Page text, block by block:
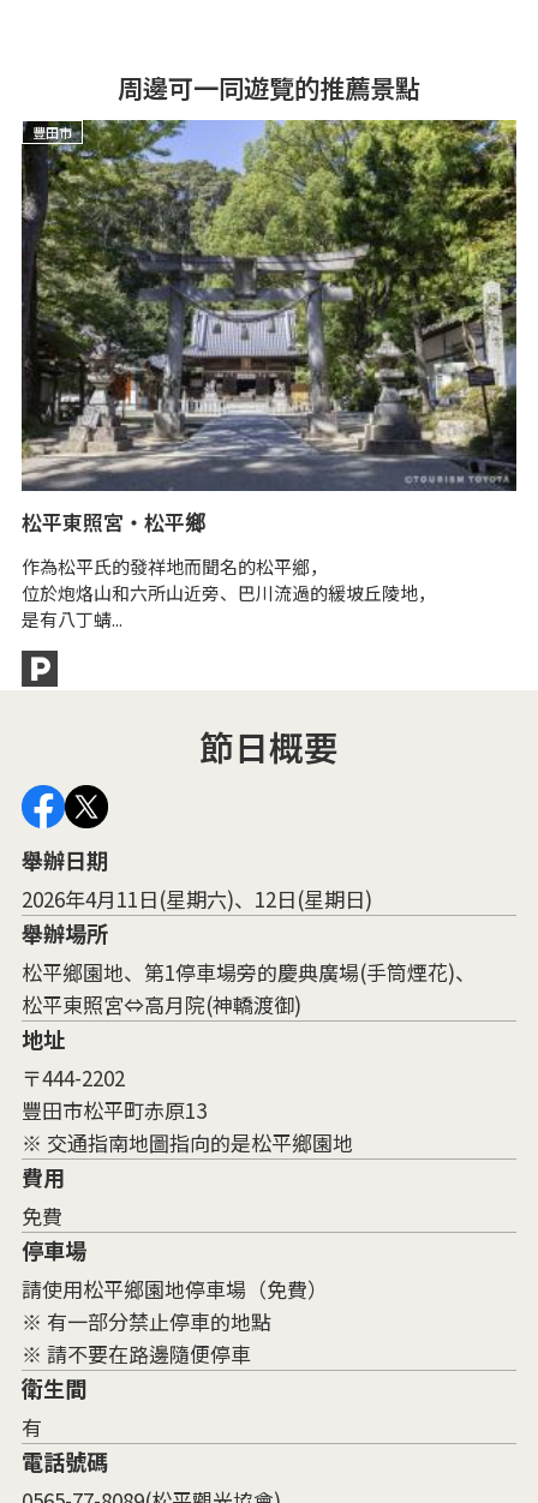
周邊可一同遊覽的推薦景點
豐田市
松平東照宮・松平鄉
作為松平氏的發祥地而聞名的松平鄉，
位於炮烙山和六所山近旁、巴川流過的緩坡丘陵地，
是有八丁蜻...
節日概要
舉辦日期
2026年4月11日(星期六)、12日(星期日)
舉辦場所
松平鄉園地、第1停車場旁的慶典廣場(手筒煙花)、
松平東照宮⇔高月院(神轎渡御)
地址
〒444-2202
豐田市松平町赤原13
※ 交通指南地圖指向的是松平鄉園地
費用
免費
停車場
請使用松平鄉園地停車場（免費）
※ 有一部分禁止停車的地點
※ 請不要在路邊隨便停車
衛生間
有
電話號碼